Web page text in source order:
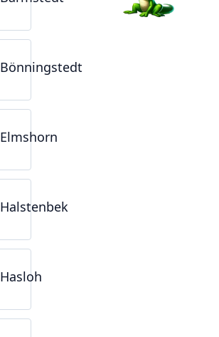
Bönningstedt
Elmshorn
Halstenbek
Hasloh